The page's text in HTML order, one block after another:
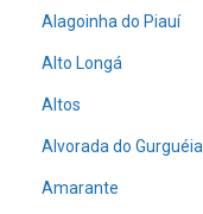
Alagoinha do Piauí
Alto Longá
Altos
Alvorada do Gurguéia
Amarante